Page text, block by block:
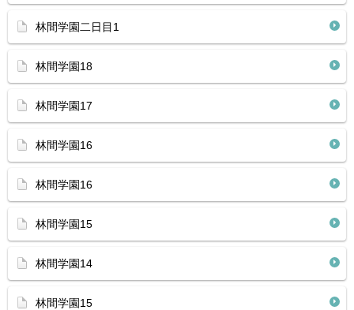
林間学園二日目1
林間学園18
林間学園17
林間学園16
林間学園16
林間学園15
林間学園14
林間学園15